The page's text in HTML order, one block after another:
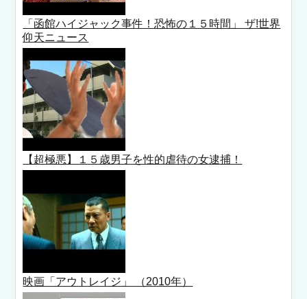
「函館ハイジャック事件！恐怖の１５時間」 ザ!世界
仰天ニュース
【超極悪】１５歳男子を性的虐待の女逮捕！
映画「アウトレイジ」 （2010年）